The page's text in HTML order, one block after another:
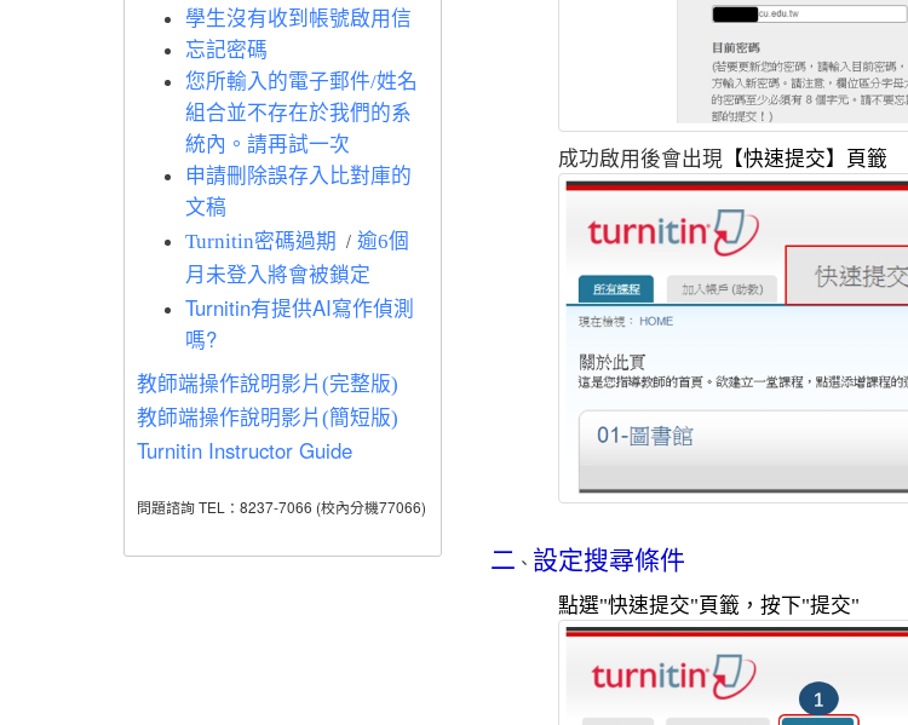
學生沒有收到帳號啟用信
忘記密碼
您所輸入的電子郵件/姓名
組合並不存在於我們的系
統內。請再試一次
申請刪除誤存入比對庫的
文稿
Turnitin密碼過期 / 逾6個
月未登入將會被鎖定
Turnitin有提供AI寫作偵測
嗎?
教師端操作說明影片(完整版)
教師端操作說明影片(簡短版)
Turnitin Instructor Guide
問題諮詢 TEL：8237-7066 (校內分機77066)
成功啟用後會出現 【快速提交】頁籤
二 、 設定搜尋條件
點選"快速提交"頁籤，按下"提交"